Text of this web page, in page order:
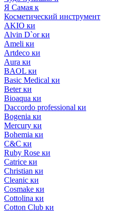
Я Самая к
Косметический инструмент
AKIO ки
Alvin D`or ки
Ameli ки
Artdeco ки
Aura ки
BAOL ки
Basic Medical ки
Beter ки
Bioaqua ки
Daccordo professional ки
Bogenia ки
Mercury ки
Bohemia ки
C&C ки
Ruby Rose ки
Catrice ки
Christian ки
Cleanic ки
Cosmake ки
Cottolina ки
Cotton Club ки